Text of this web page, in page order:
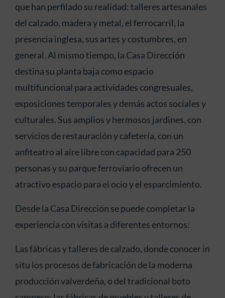
que han perfilado su realidad: talleres artesanales
del calzado, madera y metal, el ferrocarril, la
presencia inglesa, sus artes y costumbres, en
general. Al mismo tiempo, la Casa Dirección
destina su planta baja como espacio
multifuncional para actividades congresuales,
exposiciones temporales y demás actos sociales y
culturales. Sus amplios y hermosos jardines, con
servicios de restauración y cafetería, con un
anfiteatro al aire libre con capacidad para 250
personas y su parque ferroviario ofrecen un
atractivo espacio para el ocio y el esparcimiento.
Desde la Casa Dirección se puede completar la
experiencia con visitas a diferentes entornos:
Las fábricas y talleres de calzado, donde conocer in
situ los procesos de fabricación de la moderna
producción valverdeña, o del tradicional boto